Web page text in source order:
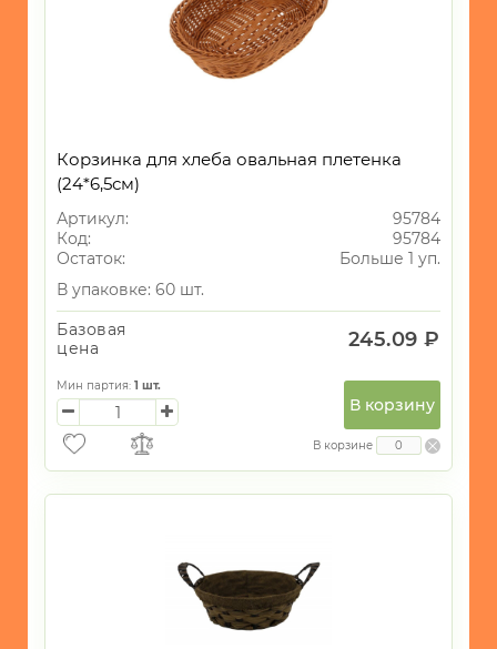
Корзинка для хлеба овальная плетенка
(24*6,5см)
Артикул:
95784
Код:
95784
Остаток:
Больше 1 уп.
В упаковке: 60 шт.
Базовая
цена
245.09 ₽
Мин партия: 1 шт.
В корзину
В корзине